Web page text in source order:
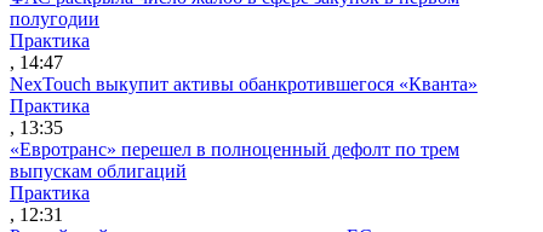
полугодии
Практика
, 14:47
NexTouch выкупит активы обанкротившегося «Кванта»
Практика
, 13:35
«Евротранс» перешел в полноценный дефолт по трем
выпускам облигаций
Практика
, 12:31